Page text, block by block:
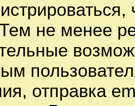
не менее
отправка